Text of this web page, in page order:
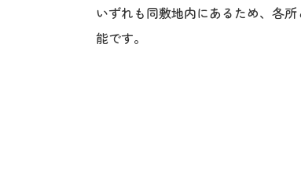
いずれも同敷地内にあるため、各
能です。